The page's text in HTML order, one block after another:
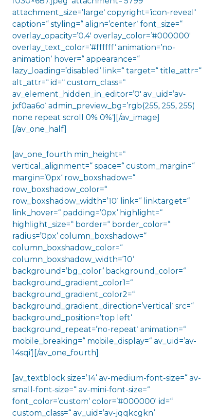
attachment_size=’large‘ copyright=’icon-reveal‘
caption=“ styling=“ align=’center‘ font_size=“
overlay_opacity=’0.4′ overlay_color=’#000000′
overlay_text_color=’#ffffff‘ animation=’no-
animation‘ hover=“ appearance=“
lazy_loading=’disabled‘ link=“ target=“ title_attr=“
alt_attr=“ id=“ custom_class=“
av_element_hidden_in_editor=’0′ av_uid=’av-
jxf0aa6o‘ admin_preview_bg=’rgb(255, 255, 255)
none repeat scroll 0% 0%‘][/av_image]
[/av_one_half]
[av_one_fourth min_height=“
vertical_alignment=“ space=“ custom_margin=“
margin=’0px‘ row_boxshadow=“
row_boxshadow_color=“
row_boxshadow_width=’10‘ link=“ linktarget=“
link_hover=“ padding=’0px‘ highlight=“
highlight_size=“ border=“ border_color=“
radius=’0px‘ column_boxshadow=“
column_boxshadow_color=“
column_boxshadow_width=’10‘
background=’bg_color‘ background_color=“
background_gradient_color1=“
background_gradient_color2=“
background_gradient_direction=’vertical‘ src=“
background_position=’top left‘
background_repeat=’no-repeat‘ animation=“
mobile_breaking=“ mobile_display=“ av_uid=’av-
14sqi‘][/av_one_fourth]
[av_textblock size=’14‘ av-medium-font-size=“ av-
small-font-size=“ av-mini-font-size=“
font_color=’custom‘ color=’#000000′ id=“
custom_class=“ av_uid=’av-jqqkcgkn‘